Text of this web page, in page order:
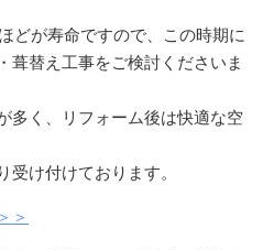
どが寿命ですので、この時期に
葺替え工事をご検討くださいま
多く、リフォーム後は快適な空
受け付けております。
＞